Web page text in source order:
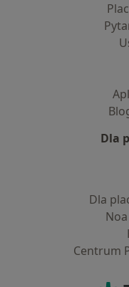
Dla
Dla
Centrum